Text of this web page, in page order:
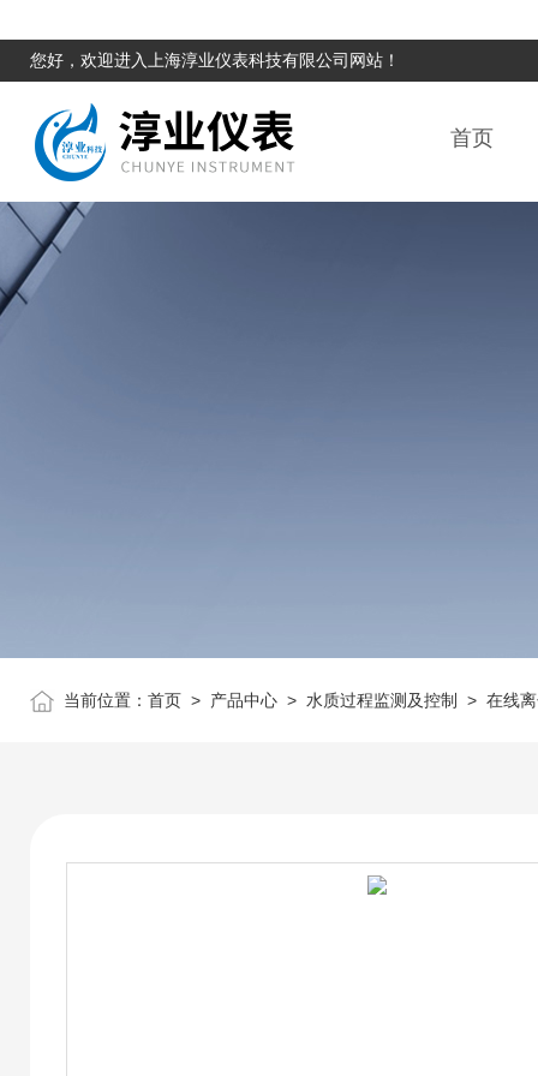
您好，欢迎进入上海淳业仪表科技有限公司网站！
首页
当前位置： 首页 > 产品中心 > 水质过程监测及控制 > 在线